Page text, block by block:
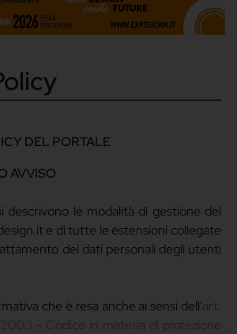
DEL PORTALE
AVVISO
descrivono le modalità di gestione del
e di tutte le estensioni collegate
dei dati personali degli utenti
che è resa anche ai sensi dell'art.
2003 - Codice in materia di protezione